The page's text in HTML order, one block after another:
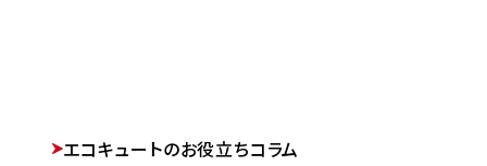
エコキュートのお役立ちコラム